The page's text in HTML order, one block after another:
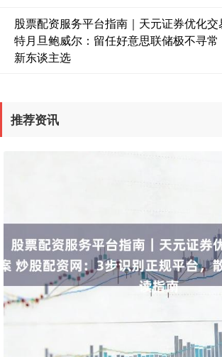
股票配资服务平台指南｜天元证券优化
特月旦鲍威尔：留任好意思联储极不寻
新东谈主选
推荐资讯